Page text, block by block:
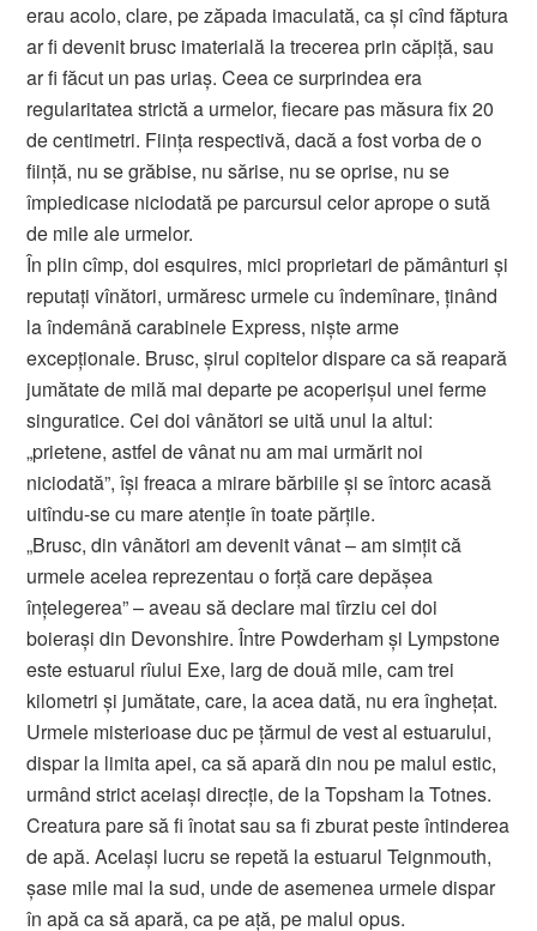
erau acolo, clare, pe zăpada imaculată, ca şi cînd făptura
ar fi devenit brusc imaterială la trecerea prin căpiţă, sau
ar fi făcut un pas uriaş. Ceea ce surprindea era
regularitatea strictă a urmelor, fiecare pas măsura fix 20
de centimetri. Fiinţa respectivă, dacă a fost vorba de o
fiinţă, nu se grăbise, nu sărise, nu se oprise, nu se
împiedicase niciodată pe parcursul celor aprope o sută
de mile ale urmelor.
În plin cîmp, doi esquires, mici proprietari de pământuri şi
reputaţi vînători, urmăresc urmele cu îndemînare, ţinând
la îndemână carabinele Express, niște arme
excepționale. Brusc, şirul copitelor dispare ca să reapară
jumătate de milă mai departe pe acoperişul unei ferme
singuratice. Cei doi vânători se uită unul la altul:
„prietene, astfel de vânat nu am mai urmărit noi
niciodată”, îşi freaca a mirare bărbiile şi se întorc acasă
uitîndu-se cu mare atenţie în toate părţile.
„Brusc, din vânători am devenit vânat – am simţit că
urmele acelea reprezentau o forţă care depăşea
înţelegerea” – aveau să declare mai tîrziu cei doi
boieraşi din Devonshire. Între Powderham şi Lympstone
este estuarul rîului Exe, larg de două mile, cam trei
kilometri şi jumătate, care, la acea dată, nu era îngheţat.
Urmele misterioase duc pe ţărmul de vest al estuarului,
dispar la limita apei, ca să apară din nou pe malul estic,
urmând strict aceiaşi direcţie, de la Topsham la Totnes.
Creatura pare să fi înotat sau sa fi zburat peste întinderea
de apă. Acelaşi lucru se repetă la estuarul Teignmouth,
şase mile mai la sud, unde de asemenea urmele dispar
în apă ca să apară, ca pe aţă, pe malul opus.